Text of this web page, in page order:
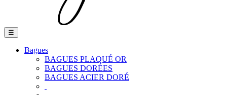
Basculer
la
navigation
☰
Bagues
BAGUES PLAQUÉ OR
BAGUES DORÉES
BAGUES ACIER DORÉ